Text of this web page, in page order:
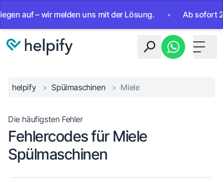
– wir melden uns mit der Lösung. • Ab sofort 24/7
Toggle
helpify > Spülmaschinen > Miele
Die häufigsten Fehler
Fehlercodes für Miele
Spülmaschinen